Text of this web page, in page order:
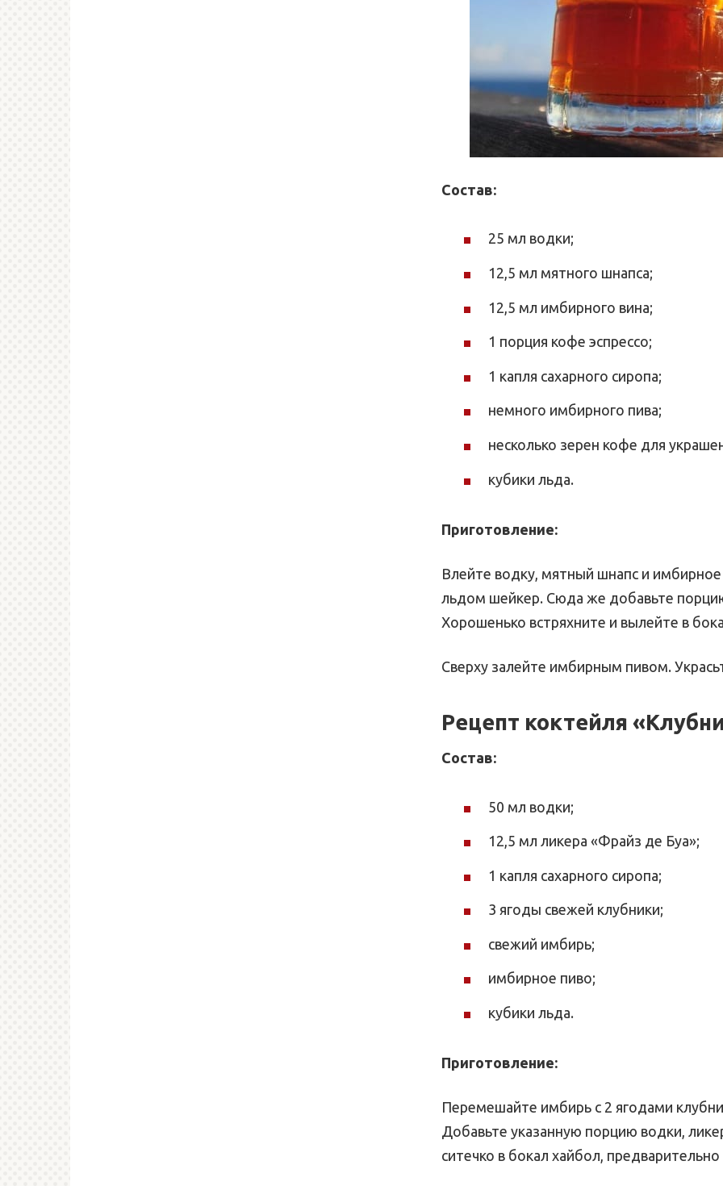
Состав:
25 мл водки;
12,5 мл мятного шнапса;
12,5 мл имбирного вина;
1 порция кофе эспрессо;
1 капля сахарного сиропа;
немного имбирного пива;
несколько зерен кофе для
кубики льда.
Приготовление:
Влейте водку, мятный шнапс и
льдом шейкер. Сюда же добавьте
Хорошенько встряхните и вылейте в
Сверху залейте имбирным пивом.
Рецепт коктейля
Состав:
50 мл водки;
12,5 мл ликера «Фрайз де Буа»;
1 капля сахарного сиропа;
3 ягоды свежей клубники;
свежий имбирь;
имбирное пиво;
кубики льда.
Приготовление:
Перемешайте имбирь с 2 ягодами
Добавьте указанную порцию водки,
ситечко в бокал хайбол,